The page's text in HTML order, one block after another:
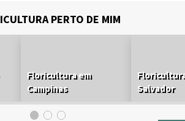
PERTO DE MIM
Floricultura em
Campinas
Salvador